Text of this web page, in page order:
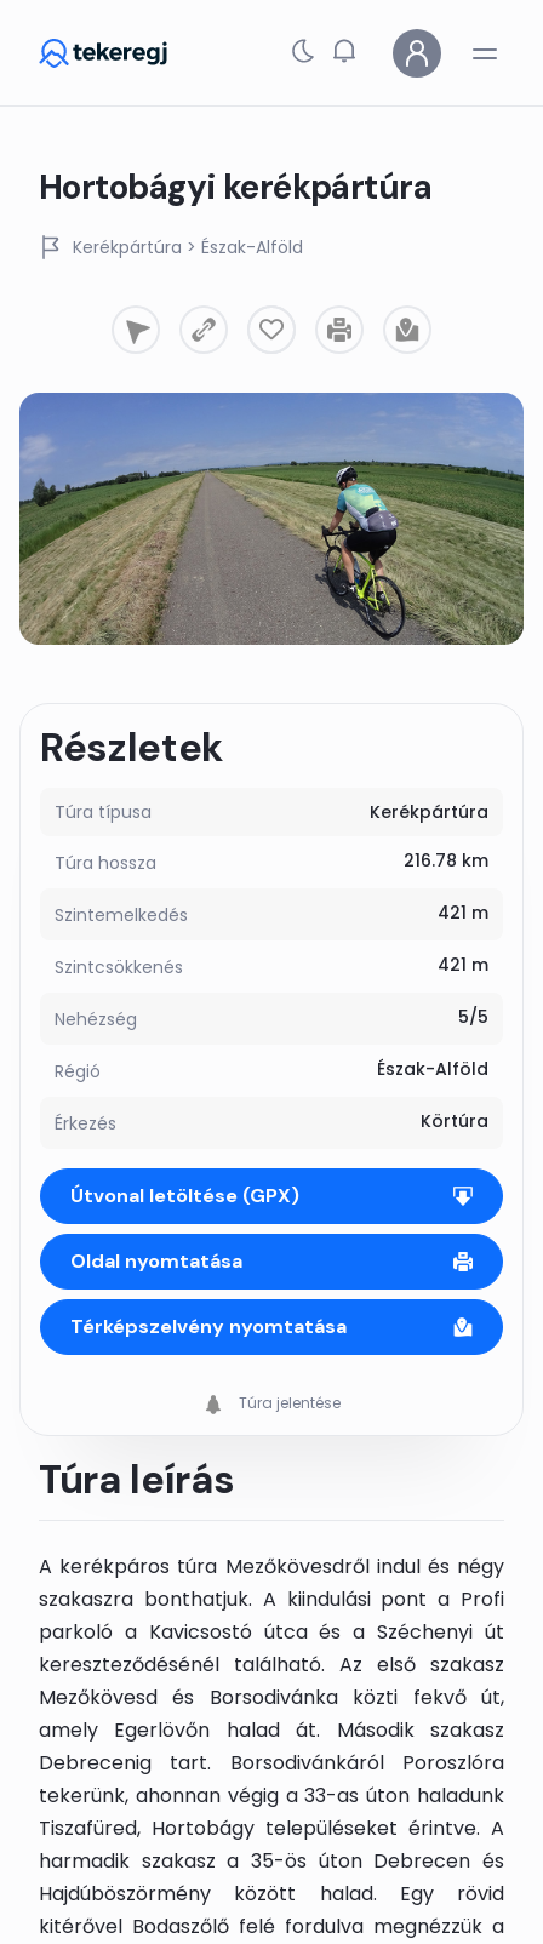
Hortobágyi kerékpártúra
Kerékpártúra > Észak-Alföld
Részletek
Túra típusa Kerékpártúra
Túra hossza 216.78 km
Szintemelkedés 421 m
Szintcsökkenés 421 m
Nehézség 5/5
Régió Észak-Alföld
Érkezés Körtúra
Útvonal letöltése (GPX)
Oldal nyomtatása
Térképszelvény nyomtatása
Túra jelentése
Túra leírás
A kerékpáros túra Mezőkövesdről indul és négy
szakaszra bonthatjuk. A kiindulási pont a Profi
parkoló a Kavicsostó útca és a Széchenyi út
kereszteződésénél található. Az első szakasz
Mezőkövesd és Borsodivánka közti fekvő út,
amely Egerlövőn halad át. Második szakasz
Debrecenig tart. Borsodivánkáról Poroszlóra
tekerünk, ahonnan végig a 33-as úton haladunk
Tiszafüred, Hortobágy településeket érintve. A
harmadik szakasz a 35-ös úton Debrecen és
Hajdúböszörmény között halad. Egy rövid
kitérővel Bodaszőlő felé fordulva megnézzük a